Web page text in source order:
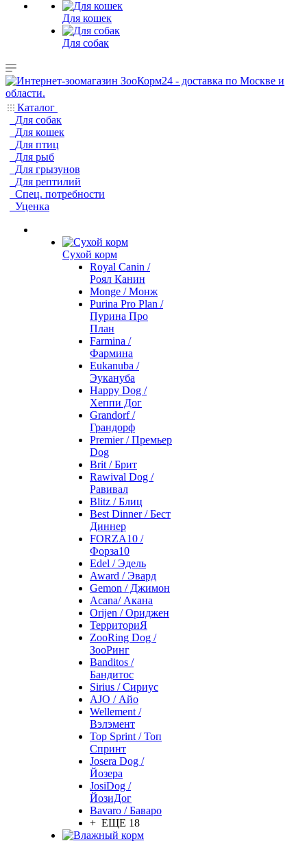
Для кошек
Для собак
Каталог
Для собак
Для кошек
Для птиц
Для рыб
Для грызунов
Для рептилий
Спец. потребности
Уценка
Сухой корм
Royal Canin /
Роял Канин
Monge / Монж
Purina Pro Plan /
Пурина Про
План
Farmina /
Фармина
Eukanuba /
Эукануба
Happy Dog /
Хеппи Дог
Grandorf /
Грандорф
Premier / Премьер
Dog
Brit / Брит
Rawival Dog /
Равивал
Blitz / Блиц
Best Dinner / Бест
Диннер
FORZA10 /
Форза10
Edel / Эдель
Award / Эвард
Gemon / Джимон
Acana/ Акана
Orijen / Ориджен
ТерриториЯ
ZooRing Dog /
ЗооРинг
Banditos /
Бандитос
Sirius / Сириус
AJO / Айо
Wellement /
Вэлэмент
Top Sprint / Топ
Спринт
Josera Dog /
Йозера
JosiDog /
ЙозиДог
Bavaro / Баваро
+ ЕЩЕ 18